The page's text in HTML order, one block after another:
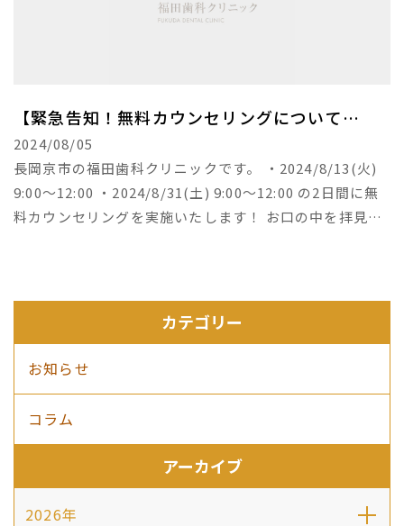
合 ●前日 あるいは 当日 にキャンセルのお電話を頂いた
【緊急告知！無料カウンセリングについて
（8/13、31）】
2024/08/05
長岡京市の福田歯科クリニックです。 ・2024/8/13(火)
9:00～12:00 ・2024/8/31(土) 9:00～12:00 の2日間に無
料カウンセリングを実施いたします！ お口の中を拝見し
カテゴリー
お知らせ
コラム
アーカイブ
2026年